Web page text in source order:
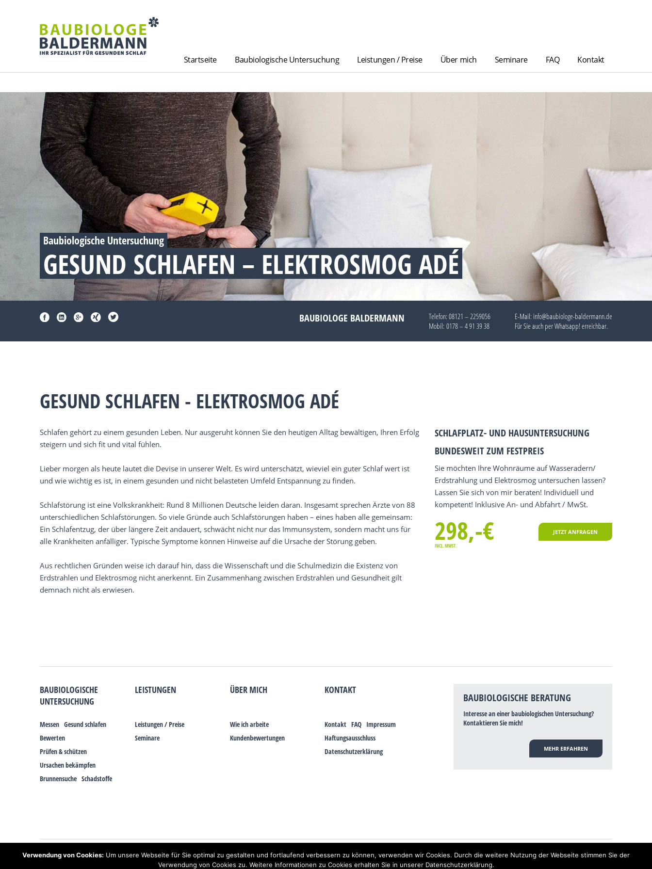
Startseite Baubiologische Untersuchung Leistungen / Preise Über mich Seminare FAQ Kontakt
Baubiologische Untersuchung
GESUND SCHLAFEN – ELEKTROSMOG ADÉ
BAUBIOLOGE BALDERMANN Telefon: 08121 – 2259056
Mobil: 0178 – 4 91 39 38
E-Mail: info@baubiologe-baldermann.de
Für Sie auch perWhatsapp!erreichbar.
GESUND SCHLAFEN - ELEKTROSMOG ADÉ
Schlafen gehört zu einem gesunden Leben. Nur ausgeruht können Sie den heutigen Alltag bewältigen, Ihren Erfolg
steigern und sich fit und vital fühlen.
Lieber morgen als heute lautet die Devise in unserer Welt. Es wird unterschätzt, wieviel ein guter Schlaf wert ist
und wie wichtig es ist, in einem gesunden und nicht belasteten Umfeld Entspannung zu finden.
Schlafstörung ist eine Volkskrankheit: Rund 8 Millionen Deutsche leiden daran. Insgesamt sprechen Ärzte von 88
unterschiedlichen Schlafstörungen. So viele Gründe auch Schlafstörungen haben – eines haben alle gemeinsam:
Ein Schlafentzug, der über längere Zeit andauert, schwächt nicht nur das Immunsystem, sondern macht uns für
alle Krankheiten anfälliger. Typische Symptome können Hinweise auf die Ursache der Störung geben.
Aus rechtlichen Gründen weise ich darauf hin, dass die Wissenschaft und die Schulmedizin die Existenz von
Erdstrahlen und Elektrosmog nicht anerkennt. Ein Zusammenhang zwischen Erdstrahlen und Gesundheit gilt
demnach nicht als erwiesen.
SCHLAFPLATZ- UND HAUSUNTERSUCHUNG
BUNDESWEIT ZUM FESTPREIS
Sie möchten Ihre Wohnräume auf Wasseradern/
Erdstrahlung und Elektrosmog untersuchen lassen?
Lassen Sie sich von mir beraten! Individuell und
kompetent! Inklusive An- und Abfahrt / MwSt.
298,-€
INCL. MWST.
JETZT ANFRAGEN
BAUBIOLOGISCHE
UNTERSUCHUNG
Messen Gesund schlafen
Bewerten
Prüfen & schützen
Ursachen bekämpfen
Brunnensuche Schadstoffe
LEISTUNGEN
Leistungen / Preise
Seminare
ÜBER MICH
Wie ich arbeite
Kundenbewertungen
KONTAKT
Kontakt FAQ Impressum
Haftungsausschluss
Datenschutzerklärung
BAUBIOLOGISCHE BERATUNG
Interesse an einer baubiologischen Untersuchung?
Kontaktieren Sie mich!
MEHR ERFAHREN
und Erdstrahlen gesundheitliche Auswirkungen haben können. Ähnliches galt auch über Jahrzehnte für die Akkupunktur und die Homöopathie. Sie suchen einen Baubiologen? Baubiologe Baldermnn - Ihr Spezialist für gesunden
Verwendung von Cookies: Um unsere Webseite für Sie optimal zu gestalten und fortlaufend verbessern zu können, verwenden wir Cookies. Durch die weitere Nutzung der Webseite stimmen Sie der
Verwendung von Cookies zu. Weitere Informationen zu Cookies erhalten Sie in unserer Datenschutzerklärung.